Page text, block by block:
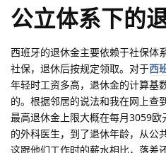
公立体系下的
西班牙的退休金主要依赖于社保体
社保，退休后按规定领取。对于西
年轻时工资多高，退休金的计算基
的。根据邻居的说法和我在网上查
最高退休金上限大概在每月3059
的外科医生，到了退休年龄，从公
这跟他们工作时的薪水相比，落差